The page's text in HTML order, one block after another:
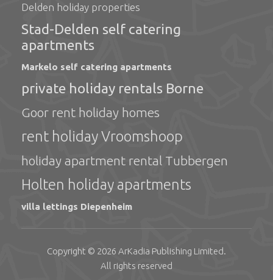
Delden holiday properties
Stad-Delden self catering
apartments
Markelo self catering apartments
private holiday rentals Borne
Goor rent holiday homes
rent holiday Vroomshoop
holiday apartment rental Tubbergen
Holten holiday apartments
villa lettings Diepenheim
Copyright © 2026 ArKadia Publishing Limited.
All rights reserved